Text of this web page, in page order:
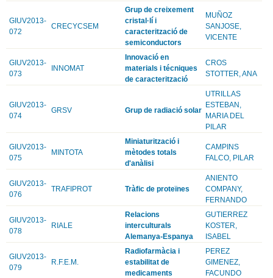
GIUV2013-
072
CRECYCSEM
Grup de creixement
cristal·lí i
caracterització de
semiconductors
MUÑOZ
SANJOSE,
VICENTE
GIUV2013-
073
INNOMAT
Innovació en
materials i técniques
de caracterització
CROS
STOTTER, ANA
GIUV2013-
074
GRSV Grup de radiació solar
UTRILLAS
ESTEBAN,
MARIA DEL
PILAR
GIUV2013-
075
MINTOTA
Miniaturització i
mètodes totals
d'anàlisi
CAMPINS
FALCO, PILAR
GIUV2013-
076
TRAFIPROT Tràfic de proteïnes
ANIENTO
COMPANY,
FERNANDO
GIUV2013-
078
RIALE
Relacions
interculturals
Alemanya-Espanya
GUTIERREZ
KOSTER,
ISABEL
GIUV2013-
079
R.F.E.M.
Radiofarmàcia i
estabilitat de
medicaments
PEREZ
GIMENEZ,
FACUNDO